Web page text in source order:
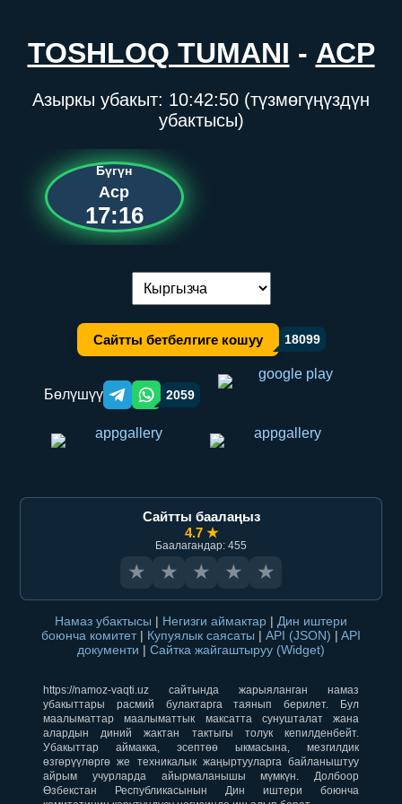
TOSHLOQ TUMANI - АСР
Азыркы убакыт: 10:42:50 (түзмөгүңүздүн
убактысы)
Бүгүн
Аср
17:16
Тилди алмаштыруу:
Сайтты бетбелгиге кошуу 18099
Бөлүшүү Telegram orqali ulashish
WhatsApp orqali ulashish
2059
Сайтты баалаңыз
4.7 ★
Баалагандар: 455
★ ★ ★ ★ ★
Намаз убактысы | Негизги аймактар | Дин иштери
боюнча комитет | Купуялык саясаты | API (JSON) | API
документи | Сайтка жайгаштыруу (Widget)
https://namoz-vaqti.uz сайтында жарыяланган намаз
убакыттары расмий булактарга таянып берилет. Бул
маалыматтар маалыматтык максатта сунушталат жана
алардын диний жактан тактыгы толук кепилденбейт.
Убакыттар аймакка, эсептөө ыкмасына, мезгилдик
өзгөрүүлөргө же техникалык жаңыртууларга байланыштуу
айрым учурларда айырмаланышы мүмкүн. Долбоор
Өзбекстан Республикасынын Дин иштери боюнча